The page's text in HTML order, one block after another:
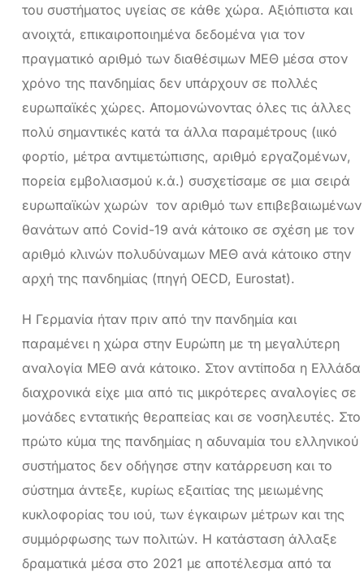
του συστήματος υγείας σε κάθε χώρα. Αξιόπιστα και
ανοιχτά, επικαιροποιημένα δεδομένα για τον
πραγματικό αριθμό των διαθέσιμων ΜΕΘ μέσα στον
χρόνο της πανδημίας δεν υπάρχουν σε πολλές
ευρωπαϊκές χώρες. Απομονώνοντας όλες τις άλλες
πολύ σημαντικές κατά τα άλλα παραμέτρους (ιικό
φορτίο, μέτρα αντιμετώπισης, αριθμό εργαζομένων,
πορεία εμβολιασμού κ.ά.) συσχετίσαμε σε μια σειρά
ευρωπαϊκών χωρών τον αριθμό των επιβεβαιωμένων
θανάτων από Covid-19 ανά κάτοικο σε σχέση με τον
αριθμό κλινών πολυδύναμων ΜΕΘ ανά κάτοικο στην
αρχή της πανδημίας (πηγή OECD, Eurostat).
Η Γερμανία ήταν πριν από την πανδημία και
παραμένει η χώρα στην Ευρώπη με τη μεγαλύτερη
αναλογία ΜΕΘ ανά κάτοικο. Στον αντίποδα η Ελλάδα
διαχρονικά είχε μια από τις μικρότερες αναλογίες σε
μονάδες εντατικής θεραπείας και σε νοσηλευτές. Στο
πρώτο κύμα της πανδημίας η αδυναμία του ελληνικού
συστήματος δεν οδήγησε στην κατάρρευση και το
σύστημα άντεξε, κυρίως εξαιτίας της μειωμένης
κυκλοφορίας του ιού, των έγκαιρων μέτρων και της
συμμόρφωσης των πολιτών. Η κατάσταση άλλαξε
δραματικά μέσα στο 2021 με αποτέλεσμα από τα